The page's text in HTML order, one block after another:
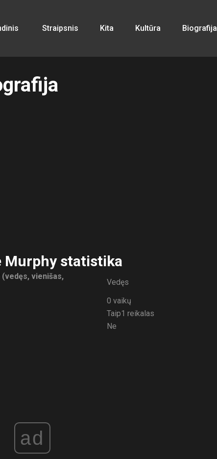
Straipsnis Kita Kultūra Biografija
Murphy statistika
(vedęs, vienišas,
Vedęs
0 vaikų
Taip1 reikalas
Ne
ad